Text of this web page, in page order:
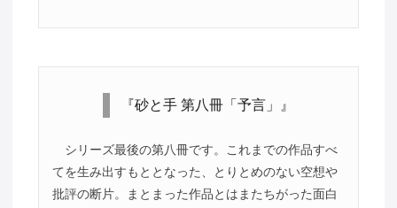
『砂と手 第八冊「予言」』
シリーズ最後の第八冊です。これまでの作品すべ
てを生み出すもととなった、とりとめのない空想や
批評の断片。まとまった作品とはまたちがった面白